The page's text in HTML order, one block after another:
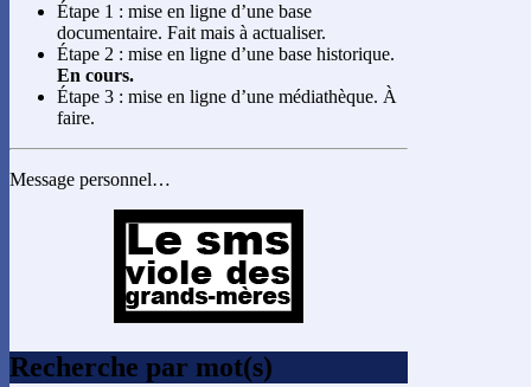
Étape 1 : mise en ligne d’une base
documentaire. Fait mais à actualiser.
Étape 2 : mise en ligne d’une base historique.
En cours.
Étape 3 : mise en ligne d’une médiathèque. À
faire.
Message personnel…
Recherche par mot(s)